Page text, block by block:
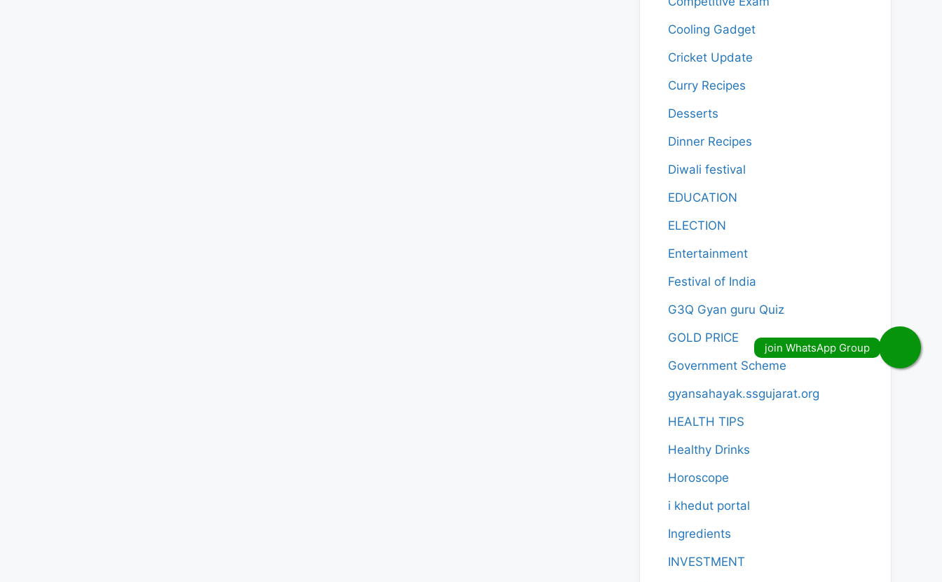
Cooling Gadget
Cricket Update
Curry Recipes
Desserts
Dinner Recipes
Diwali festival
EDUCATION
ELECTION
Entertainment
Festival of India
G3Q Gyan guru Quiz
GOLD PRICE
Government Scheme
gyansahayak.ssgujarat.org
HEALTH TIPS
Healthy Drinks
Horoscope
i khedut portal
Ingredients
INVESTMENT